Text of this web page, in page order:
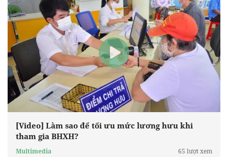
[Video] Làm sao để tối ưu mức lương hưu khi
tham gia BHXH?
Multimedia 65 lượt xem